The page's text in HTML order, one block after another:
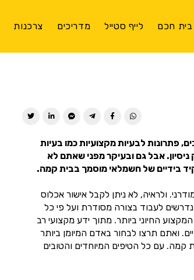
בית חכם לייף סטייל מדריכים צרכנות
פתרונות לבעיות מקצועיות כמו בעיות
אבל גם ובעיקר מפני שאתם לא
בידיים של חשמלאי מוסמך בבית קמה.
ולראיה, לא ניתן לקבל אישור אכלוס
לעבוד בצורה מסודרת ועל פי כל
החיוני ביותר. מתוך ידע מקצועי רב
ואתם תרצו לבחור באדם המיומן ביותר
עם כל הטיפים המיוחדים והטובים